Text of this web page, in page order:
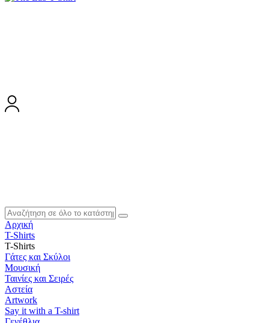
Αρχική
T-Shirts
T-Shirts
Γάτες και Σκύλοι
Μουσική
Ταινίες και Σειρές
Αστεία
Artwork
Say it with a T-shirt